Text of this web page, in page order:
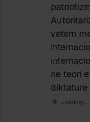
vetem
ne teori
diktature
Loading...